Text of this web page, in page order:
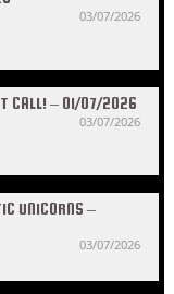
03/07/2026
CALL! – 01/07/2026
03/07/2026
UNICORNS –
03/07/2026